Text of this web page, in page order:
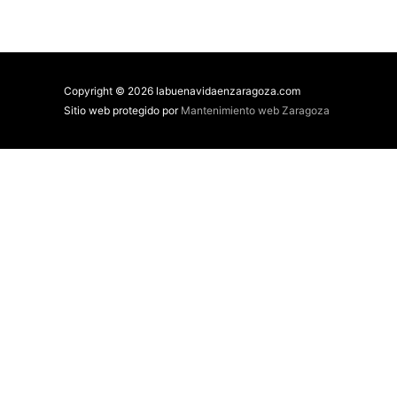
Copyright © 2026 labuenavidaenzaragoza.com
Sitio web protegido por Mantenimiento web Zaragoza